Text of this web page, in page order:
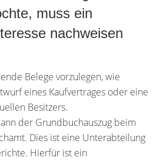
muss ein
nachweisen
Belege vorzulegen, wie
eines Kaufvertrages oder eine
Besitzers.
der Grundbuchauszug beim
Dies ist eine Unterabteilung
Hierfür ist ein